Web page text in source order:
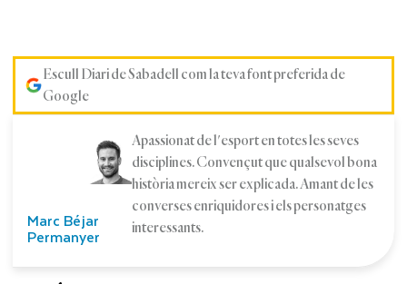
Escull Diari de Sabadell com la teva font preferida de
Google
Marc Béjar
Permanyer
Apassionat de l'esport en totes les seves
disciplines. Convençut que qualsevol bona
història mereix ser explicada. Amant de les
converses enriquidores i els personatges
interessants.